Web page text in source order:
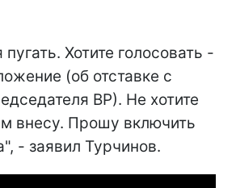
Хотите голосовать -
(об отставке с
ВР). Не хотите
внесу. Прошу включить
- заявил Турчинов.